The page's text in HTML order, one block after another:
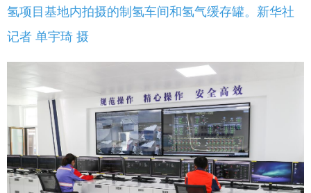
氢项目基地内拍摄的制氢车间和氢气缓存罐。新华社
记者 单宇琦 摄